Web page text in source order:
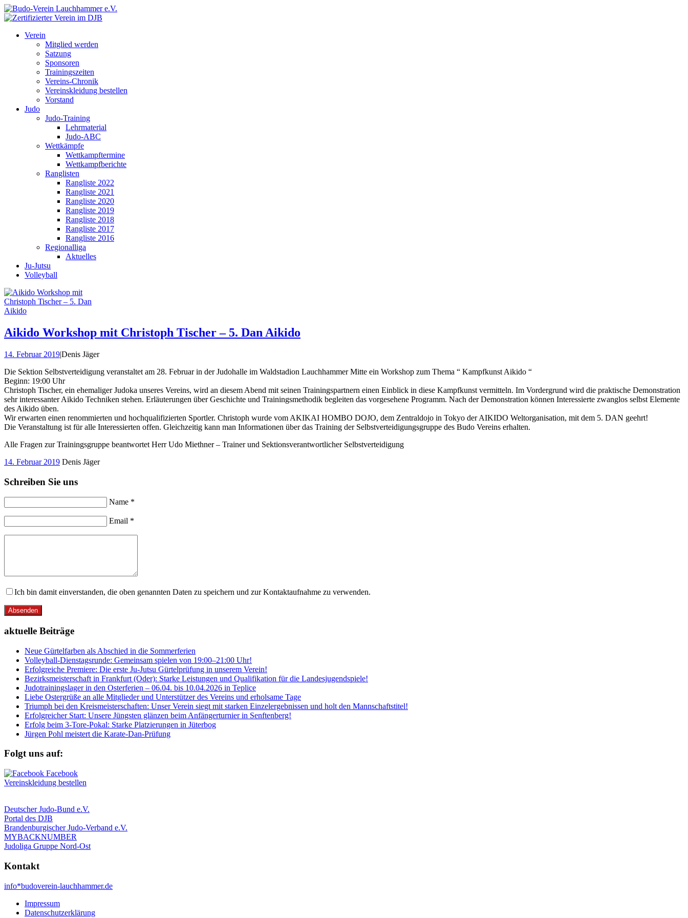
Verein
Mitglied werden
Satzung
Sponsoren
Trainingszeiten
Vereins-Chronik
Vereinskleidung bestellen
Vorstand
Judo
Judo-Training
Lehrmaterial
Judo-ABC
Wettkämpfe
Wettkampftermine
Wettkampfberichte
Ranglisten
Rangliste 2022
Rangliste 2021
Rangliste 2020
Rangliste 2019
Rangliste 2018
Rangliste 2017
Rangliste 2016
Regionalliga
Aktuelles
Ju-Jutsu
Volleyball
Aikido Workshop mit Christoph Tischer – 5. Dan Aikido
14. Februar 2019|Denis Jäger
Die Sektion Selbstverteidigung veranstaltet am 28. Februar in der Judohalle im Waldstadion Lauchhammer Mitte ein Workshop zum Thema “ Kampfkunst Aikido “
Beginn: 19:00 Uhr
Christoph Tischer, ein ehemaliger Judoka unseres Vereins, wird an diesem Abend mit seinen Trainingspartnern einen Einblick in diese Kampfkunst vermitteln. Im Vordergrund wird die praktische Demonstration
sehr interessanter Aikido Techniken stehen. Erläuterungen über Geschichte und Trainingsmethodik begleiten das vorgesehene Programm. Nach der Demonstration können Interessierte zwanglos selbst Elemente
des Aikido üben.
Wir erwarten einen renommierten und hochqualifizierten Sportler. Christoph wurde vom AKIKAI HOMBO DOJO, dem Zentraldojo in Tokyo der AIKIDO Weltorganisation, mit dem 5. DAN geehrt!
Die Veranstaltung ist für alle Interessierten offen. Gleichzeitig kann man Informationen über das Training der Selbstverteidigungsgruppe des Budo Vereins erhalten.
Alle Fragen zur Trainingsgruppe beantwortet Herr Udo Miethner – Trainer und Sektionsverantwortlicher Selbstverteidigung
14. Februar 2019 Denis Jäger
Schreiben Sie uns
Name *
Email *
Ich bin damit einverstanden, die oben genannten Daten zu speichern und zur Kontaktaufnahme zu verwenden.
Absenden
aktuelle Beiträge
Neue Gürtelfarben als Abschied in die Sommerferien
Volleyball-Dienstagsrunde: Gemeinsam spielen von 19:00–21:00 Uhr!
Erfolgreiche Premiere: Die erste Ju-Jutsu Gürtelprüfung in unserem Verein!
Bezirksmeisterschaft in Frankfurt (Oder): Starke Leistungen und Qualifikation für die Landesjugendspiele!
Judotrainingslager in den Osterferien – 06.04. bis 10.04.2026 in Teplice
Liebe Ostergrüße an alle Mitglieder und Unterstützer des Vereins und erholsame Tage
Triumph bei den Kreismeisterschaften: Unser Verein siegt mit starken Einzelergebnissen und holt den Mannschaftstitel!
Erfolgreicher Start: Unsere Jüngsten glänzen beim Anfängerturnier in Senftenberg!
Erfolg beim 3-Tore-Pokal: Starke Platzierungen in Jüterbog
Jürgen Pohl meistert die Karate-Dan-Prüfung
Folgt uns auf:
Vereinskleidung bestellen
Deutscher Judo-Bund e.V.
Portal des DJB
Brandenburgischer Judo-Verband e.V.
MYBACKNUMBER
Judoliga Gruppe Nord-Ost
Kontakt
info*budoverein-lauchhammer.de
Impressum
Datenschutzerklärung